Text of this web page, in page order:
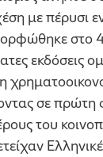
με πέρυσι
στο
εκδόσεις
σε
του